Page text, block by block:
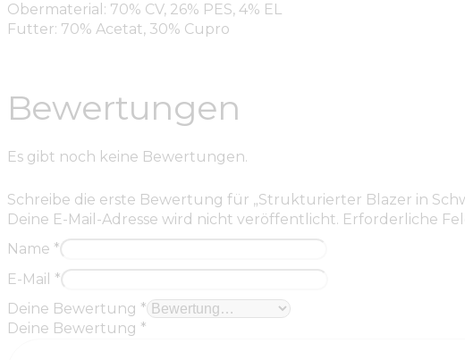
Obermaterial: 70% CV, 26% PES, 4% EL
Futter: 70% Acetat, 30% Cupro
Bewertungen
Es gibt noch keine Bewertungen.
Schreibe die erste Bewertung für „Strukturierter Blazer in
Deine E-Mail-Adresse wird nicht veröffentlicht. Erforderliche
Name *
E-Mail *
Deine Bewertung *
Deine Bewertung *